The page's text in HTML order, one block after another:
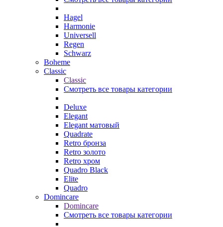
Hagel
Harmonie
Universell
Regen
Schwarz
Boheme
Classic
Classic
Смотреть все товары категории
Deluxe
Elegant
Elegant матовый
Quadrate
Retro бронза
Retro золото
Retro хром
Quadro Black
Elite
Quadro
Domincare
Domincare
Смотреть все товары категории